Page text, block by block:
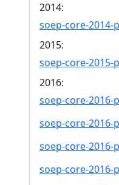
2014:
soep-core-2014-
2015:
soep-core-2015-
2016:
soep-core-2016-
soep-core-2016-
soep-core-2016-
soep-core-2016-